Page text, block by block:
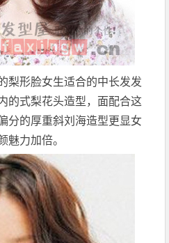
梨形脸女生适合的中长发发
的式梨花头造型，面配合这
分的厚重斜刘海造型更显女
魅力加倍。